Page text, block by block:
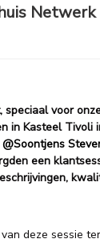
voor
in Kasteel Tivoli
@Soontjens
een
deze sessie